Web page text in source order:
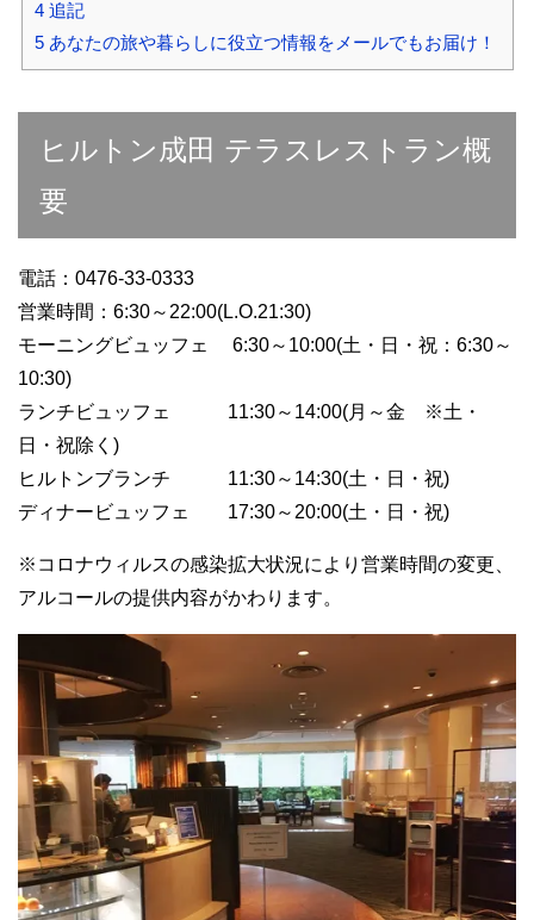
4追記
5あなたの旅や暮らしに役立つ情報をメールでもお届け！
ヒルトン成田 テラスレストラン概
要
電話：0476-33-0333
営業時間：6:30～22:00(L.O.21:30)
モーニングビュッフェ 6:30～10:00(土・日・祝：6:30～
10:30)
ランチビュッフェ 11:30～14:00(月～金 ※土・
日・祝除く)
ヒルトンブランチ 11:30～14:30(土・日・祝)
ディナービュッフェ 17:30～20:00(土・日・祝)
※コロナウィルスの感染拡大状況により営業時間の変更、
アルコールの提供内容がかわります。